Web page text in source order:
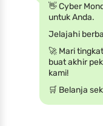
👋 Cyber
untuk Anda.
Jelajahi
🚀 Mari
buat akhir
kami!
🛒 Belanja